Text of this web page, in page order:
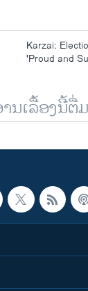
Karzai:
'Proud and
ນເລື້ອງນີ້ຕື່ມ